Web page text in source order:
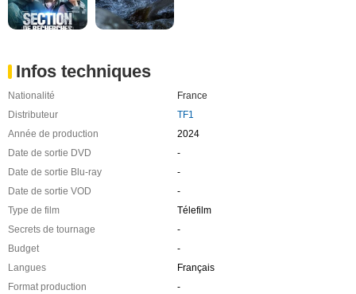
Infos techniques
Nationalité
France
Distributeur
TF1
Année de production
2024
Date de sortie DVD
-
Date de sortie Blu-ray
-
Date de sortie VOD
-
Type de film
Télefilm
Secrets de tournage
-
Budget
-
Langues
Français
Format production
-